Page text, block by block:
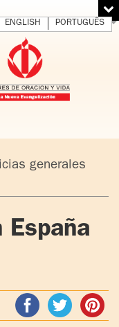
Y VIVIR
ENGLISH PORTUGUÊS
generales
España